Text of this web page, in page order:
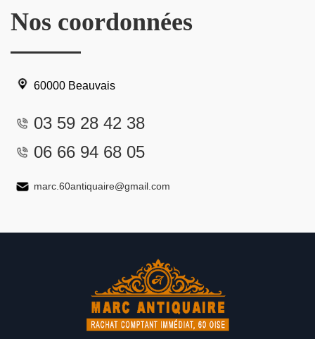
Nos coordonnées
60000 Beauvais
03 59 28 42 38
06 66 94 68 05
marc.60antiquaire@gmail.com